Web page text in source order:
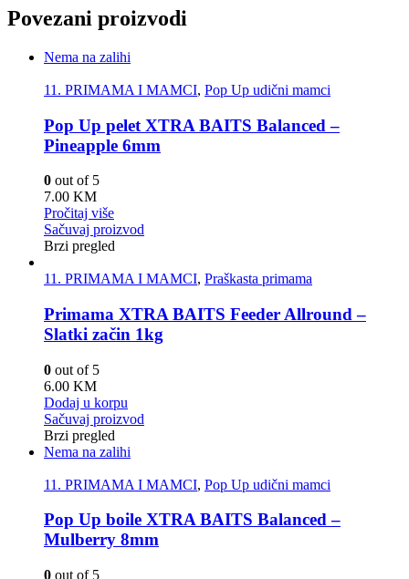
Povezani proizvodi
Nema na zalihi
11. PRIMAMA I MAMCI, Pop Up udični mamci
Pop Up pelet XTRA BAITS Balanced –
Pineapple 6mm
0 out of 5
7.00 KM
Pročitaj više
Sačuvaj proizvod
Brzi pregled
11. PRIMAMA I MAMCI, Praškasta primama
Primama XTRA BAITS Feeder Allround –
Slatki začin 1kg
0 out of 5
6.00 KM
Dodaj u korpu
Sačuvaj proizvod
Brzi pregled
Nema na zalihi
11. PRIMAMA I MAMCI, Pop Up udični mamci
Pop Up boile XTRA BAITS Balanced –
Mulberry 8mm
0 out of 5